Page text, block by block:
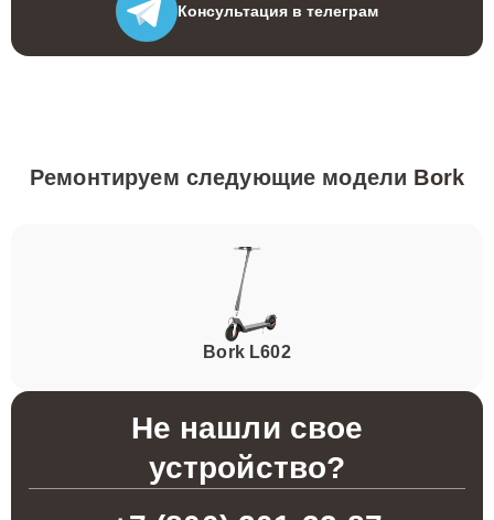
Консультация в телеграм
Ремонтируем следующие модели Bork
Bork L602
Не нашли свое
устройство?